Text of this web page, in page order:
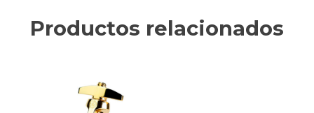
Productos relacionados